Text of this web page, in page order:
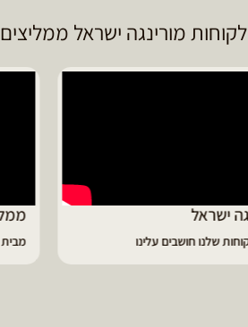
לקוחות מורינגה ישראל ממליצים
ממליץ על מוצרי מורינגה איכותיים
מבית מורינגה ישראל - כפר חיים